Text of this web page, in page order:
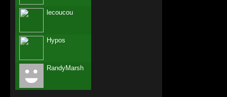
lecoucou
Hypos
RandyMarsh